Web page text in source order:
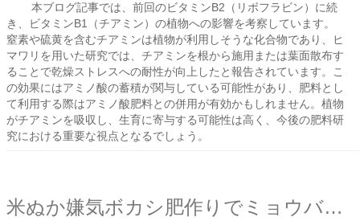
本ブログ記事では、前回のビタミンB2（リボフラビン）に続
き、ビタミンB1（チアミン）の植物への影響を考察しています。
窒素や硫黄を含むチアミンは植物が利用しそうな化合物であり、ヒ
マワリを用いた研究では、チアミンを根から施用または葉面散布す
ることで乾燥ストレスへの耐性が向上したと報告されています。こ
の効果にはアミノ酸の蓄積が関与している可能性があり、肥料とし
て利用する際はアミノ酸肥料との併用が有効かもしれません。植物
がチアミンを吸収し、生育に寄与する可能性は高く、今後の肥料研
究における重要な視点となるでしょう。
米ぬか嫌気ボカシ肥作りでミョウバンや鉄粉を入れると反応は加速するか？